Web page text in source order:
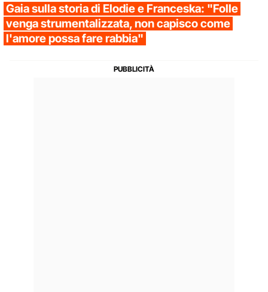
Gaia sulla storia di Elodie e Franceska: "Folle
venga strumentalizzata, non capisco come
l'amore possa fare rabbia"